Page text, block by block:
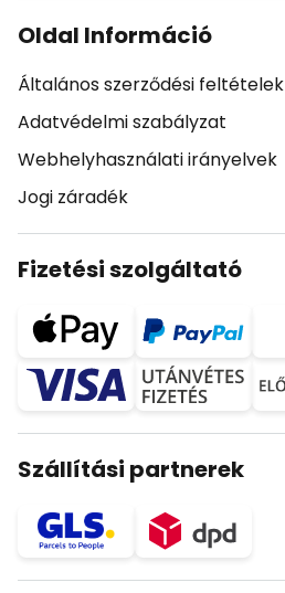
Oldal Információ
Általános szerződési feltételek
Adatvédelmi szabályzat
Webhelyhasználati irányelvek
Jogi záradék
Fizetési szolgáltató
Szállítási partnerek